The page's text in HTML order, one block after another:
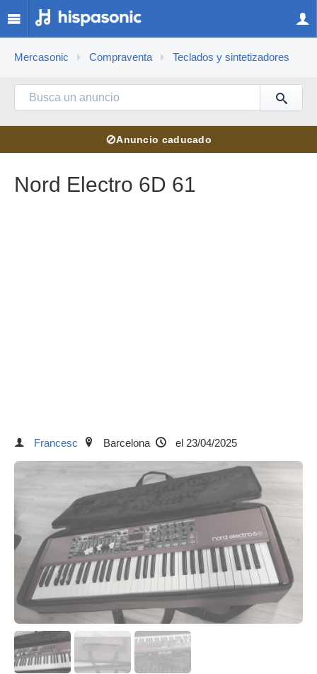
Mercasonic Compraventa Teclados y sintetizadores
⊘Anuncio caducado
Nord Electro 6D 61
Francesc Barcelona el 23/04/2025